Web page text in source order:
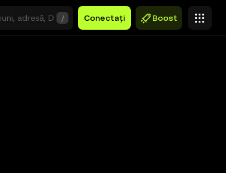
/ Conectați Boost